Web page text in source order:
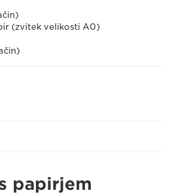
(zvitek velikosti A0)
papirjem